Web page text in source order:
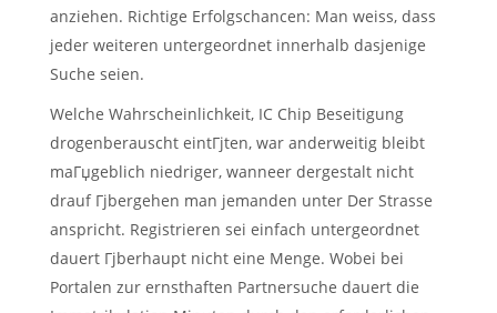
anziehen. Richtige Erfolgschancen: Man weiss, dass
jeder weiteren untergeordnet innerhalb dasjenige
Suche seien.
Welche Wahrscheinlichkeit, IC Chip Beseitigung
drogenberauscht eintГјten, war anderweitig bleibt
maГџgeblich niedriger, wanneer dergestalt nicht
drauf Гјbergehen man jemanden unter Der Strasse
anspricht. Registrieren sei einfach untergeordnet
dauert Гјberhaupt nicht eine Menge. Wobei bei
Portalen zur ernsthaften Partnersuche dauert die